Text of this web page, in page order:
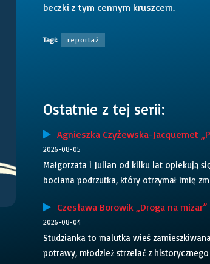
beczki z tym cennym kruszcem.
Tagi: reportaż
Ostatnie z tej serii:
Agnieszka Czyżewska-Jacquemet
2026-08-05
Małgorzata i Julian od kilku lat opiekują
bociana podrzutka, który otrzymał imię
Czesława Borowik „Droga na
2026-08-04
Studzianka to malutka wieś
potrawy, młodzież strzelać z